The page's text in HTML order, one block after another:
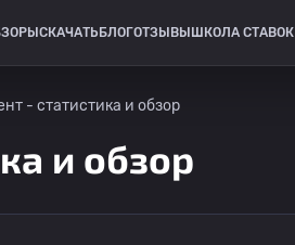
СКАЧАТЬ БЛОГОТЗЫВЫ ШКОЛА СТАВОК
- статистика и обзор
и обзор